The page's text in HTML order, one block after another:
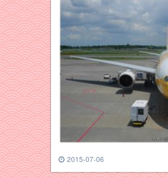
2015-07-06